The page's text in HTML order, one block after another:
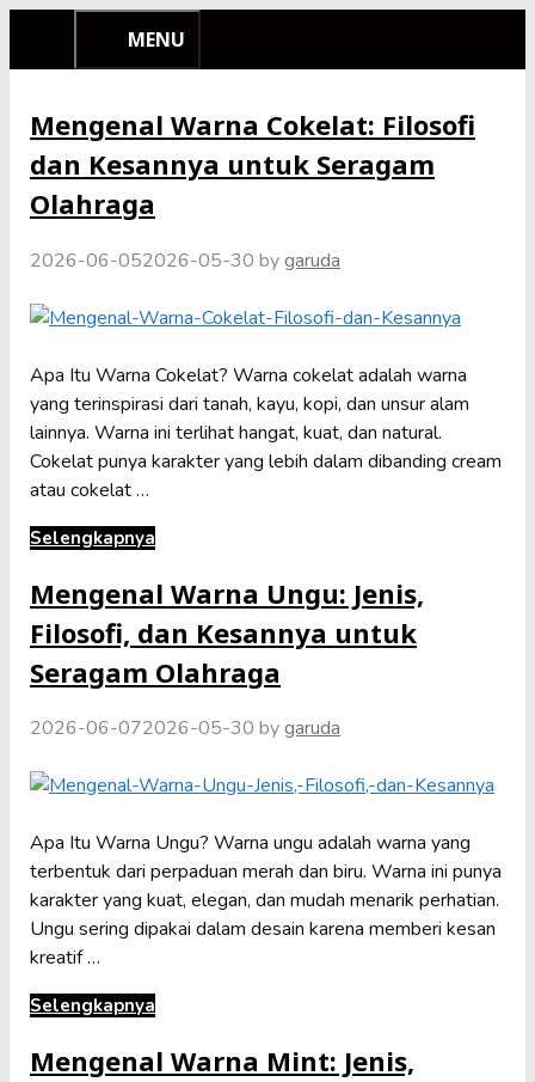
MENU
Mengenal Warna Cokelat: Filosofi
dan Kesannya untuk Seragam
Olahraga
2026-06-052026-05-30 bygaruda
Apa Itu Warna Cokelat? Warna cokelat adalah warna
yang terinspirasi dari tanah, kayu, kopi, dan unsur alam
lainnya. Warna ini terlihat hangat, kuat, dan natural.
Cokelat punya karakter yang lebih dalam dibanding cream
atau cokelat …
Selengkapnya
Mengenal Warna Ungu: Jenis,
Filosofi, dan Kesannya untuk
Seragam Olahraga
2026-06-072026-05-30 bygaruda
Apa Itu Warna Ungu? Warna ungu adalah warna yang
terbentuk dari perpaduan merah dan biru. Warna ini punya
karakter yang kuat, elegan, dan mudah menarik perhatian.
Ungu sering dipakai dalam desain karena memberi kesan
kreatif …
Selengkapnya
Mengenal Warna Mint: Jenis,